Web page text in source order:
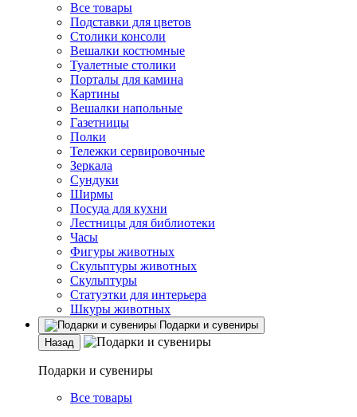
Все товары
Подставки для цветов
Столики консоли
Вешалки костюмные
Туалетные столики
Порталы для камина
Картины
Вешалки напольные
Газетницы
Полки
Тележки сервировочные
Зеркала
Сундуки
Ширмы
Посуда для кухни
Лестницы для библиотеки
Часы
Фигуры животных
Скульптуры животных
Скульптуры
Статуэтки для интерьера
Шкуры животных
Подарки и сувениры
Назад
Подарки и сувениры
Все товары